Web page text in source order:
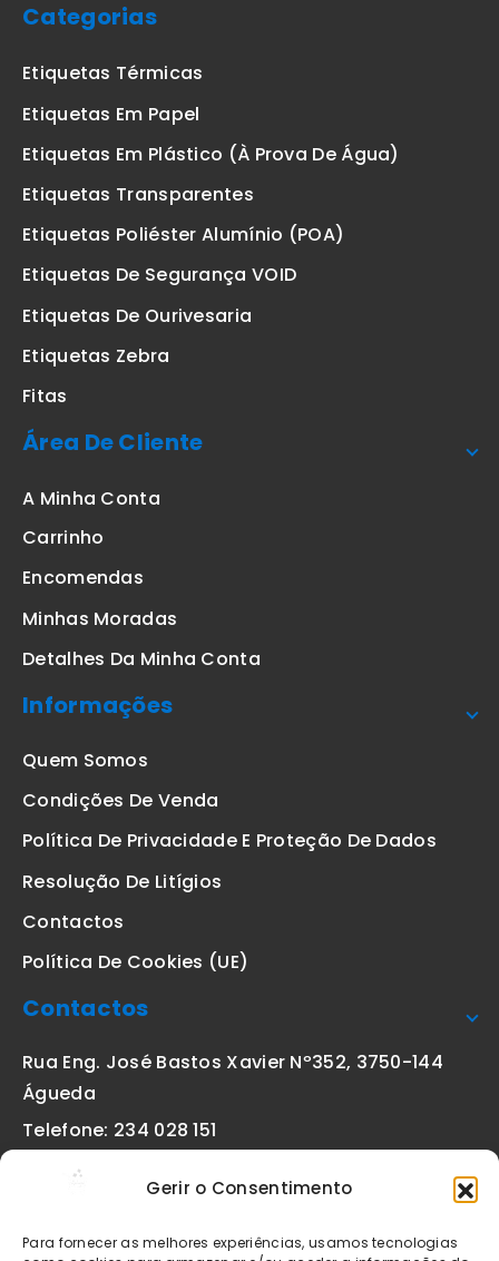
Gerir o Consentimento
Para fornecer as melhores experiências, usamos tecnologias
Categorias
Etiquetas Térmicas
Etiquetas Em Papel
Etiquetas Em Plástico (à Prova De Água)
Etiquetas Transparentes
Etiquetas Poliéster Alumínio (POA)
Etiquetas De Segurança VOID
Etiquetas De Ourivesaria
Etiquetas Zebra
Fitas
Área De Cliente
A Minha Conta
Carrinho
Encomendas
Minhas Moradas
Detalhes Da Minha Conta
Informações
Quem Somos
Condições De Venda
Política De Privacidade E Proteção De Dados
Resolução De Litígios
Contactos
Política De Cookies (UE)
Contactos
Rua Eng. José Bastos Xavier Nº352, 3750-144
Águeda
Telefone: 234 028 151
geral@etiquetas-online.pt